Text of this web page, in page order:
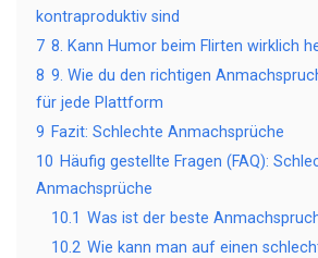
kontraproduktiv sind
7 8. Kann Humor beim Flirten wirklich
8 9. Wie du den richtigen
für jede Plattform
9 Fazit: Schlechte Anmachsprüche
10 Häufig gestellte Fragen (FAQ):
Anmachsprüche
10.1 Was ist der beste
10.2 Wie kann man auf einen